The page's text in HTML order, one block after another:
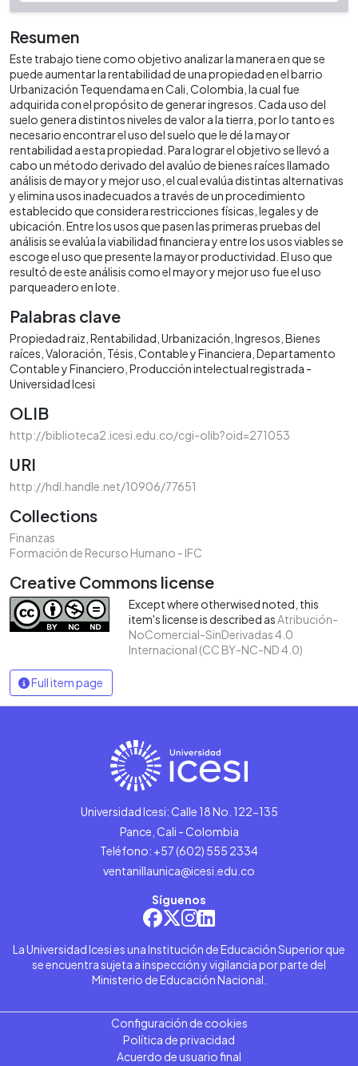
Resumen
Este trabajo tiene como objetivo analizar la manera en que se
puede aumentar la rentabilidad de una propiedad en el barrio
Urbanización Tequendama en Cali, Colombia, la cual fue
adquirida con el propósito de generar ingresos. Cada uso del
suelo genera distintos niveles de valor a la tierra, por lo tanto es
necesario encontrar el uso del suelo que le dé la mayor
rentabilidad a esta propiedad. Para lograr el objetivo se llevó a
cabo un método derivado del avalúo de bienes raíces llamado
análisis de mayor y mejor uso, el cual evalúa distintas alternativas
y elimina usos inadecuados a través de un procedimiento
establecido que considera restricciones físicas, legales y de
ubicación. Entre los usos que pasen las primeras pruebas del
análisis se evalúa la viabilidad financiera y entre los usos viables se
escoge el uso que presente la mayor productividad. El uso que
resultó de este análisis como el mayor y mejor uso fue el uso
parqueadero en lote.
Palabras clave
Propiedad raiz Rentabilidad Urbanización Ingresos Bienes
raíces Valoración Tésis Contable y Financiera Departamento
Contable y Financiero Producción intelectual registrada -
Universidad Icesi
OLIB
http://biblioteca2.icesi.edu.co/cgi-olib?oid=271053
URI
http://hdl.handle.net/10906/77651
Collections
Finanzas
Formación de Recurso Humano - IFC
Creative Commons license
Except where otherwised noted, this
item's license is described asAtribución-
NoComercial-SinDerivadas 4.0
Internacional (CC BY-NC-ND 4.0)
Full item page
Universidad Icesi: Calle 18 No. 122-135
Pance, Cali - Colombia
Teléfono: +57 (602) 555 2334
ventanillaunica@icesi.edu.co
Síguenos
La Universidad Icesi es una Institución de Educación Superior que
se encuentra sujeta a inspección y vigilancia por parte del
Ministerio de Educación Nacional.
Configuración de cookies
Política de privacidad
Acuerdo de usuario final